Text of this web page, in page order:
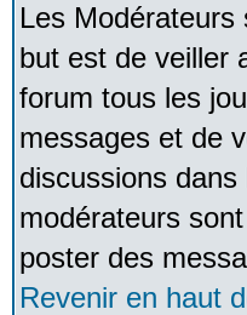
Les
but est de veiller
forum tous les
messages et de
discussions
modérateurs
poster des
Revenir en haut